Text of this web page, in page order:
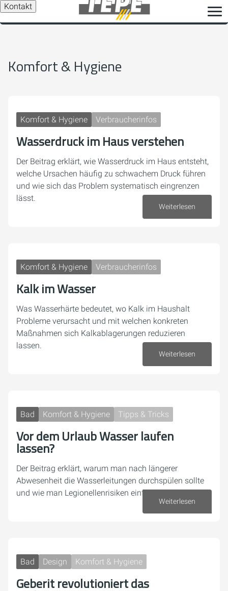
Kontakt
Komfort & Hygiene
Komfort & Hygiene Verbraucherinfos
Wasserdruck im Haus verstehen
Der Beitrag erklärt, wie Wasserdruck im Haus entsteht,
welche Ursachen häufig zu schwachem Druck führen
und wie sich das Problem systematisch eingrenzen
lässt.
Weiterlesen
Komfort & Hygiene Verbraucherinfos
Kalk im Wasser
Was Wasserhärte bedeutet, wo Kalk im Haushalt
Probleme verursacht und mit welchen konkreten
Maßnahmen sich Kalkablagerungen reduzieren
lassen.
Weiterlesen
Bad Komfort & Hygiene Tipps & Tricks
Vor dem Urlaub Wasser laufen
lassen?
Der Beitrag erklärt, warum man nach längerer
Abwesenheit die Wasserleitungen durchspülen sollte
und wie man Legionellenrisiken einfach reduziert.
Weiterlesen
Bad Design Komfort & Hygiene
Geberit revolutioniert das